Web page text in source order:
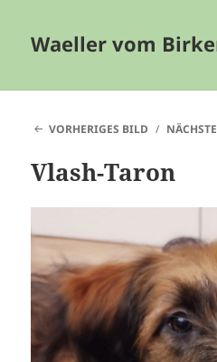
Waeller vom
VORHERIGES BILD
Vlash-Taron